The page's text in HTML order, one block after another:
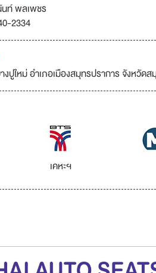
ท์ พลเพชร
2334
ปูใหม่ อำเภอเมืองสมุทรปราการ จังหวัดส
เคหะฯ